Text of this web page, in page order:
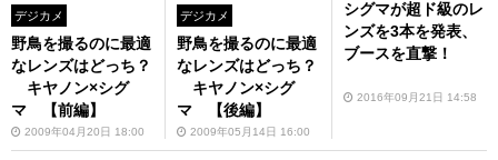
デジカメ
野鳥を撮るのに最適
なレンズはどっち？
キヤノン×シグ
マ 【前編】
2009年04月20日 18:00
デジカメ
野鳥を撮るのに最適
なレンズはどっち？
キヤノン×シグ
マ 【後編】
2009年05月14日 16:00
シグマが超ド級のレ
ンズを3本を発表、
ブースを直撃！
2016年09月21日 14:58